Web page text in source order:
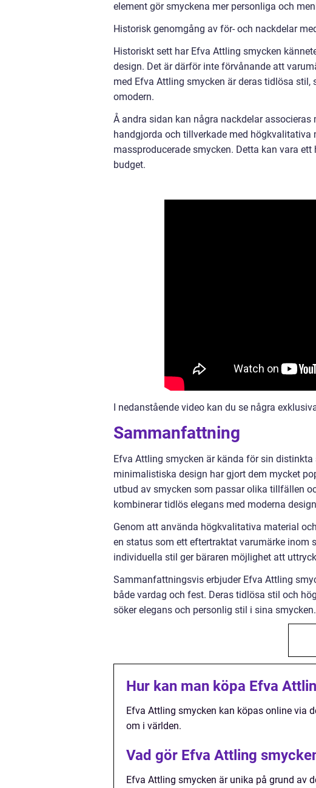
element gör smyckena mer personliga och
Historisk genomgång av för- och nackdelar
Historiskt sett har Efva Attling smycken
design. Det är därför inte förvånande att
med Efva Attling smycken är deras tidlösa
omodern.
Å andra sidan kan några nackdelar
handgjorda och tillverkade med
massproducerade smycken. Detta kan vara
budget.
I nedanstående video kan du se några
Sammanfattning
Efva Attling smycken är kända för sin
minimalistiska design har gjort dem mycket
utbud av smycken som passar olika tillfällen
kombinerar tidlös elegans med moderna
Genom att använda högkvalitativa material
en status som ett eftertraktat varumärke inom
individuella stil ger bäraren möjlighet att
Sammanfattningsvis erbjuder Efva Attling
både vardag och fest. Deras tidlösa stil och
söker elegans och personlig stil i sina smycken.
Hur kan man köpa Efva
Efva Attling smycken kan köpas online via
om i världen.
Vad gör Efva Attling
Efva Attling smycken är unika på grund av